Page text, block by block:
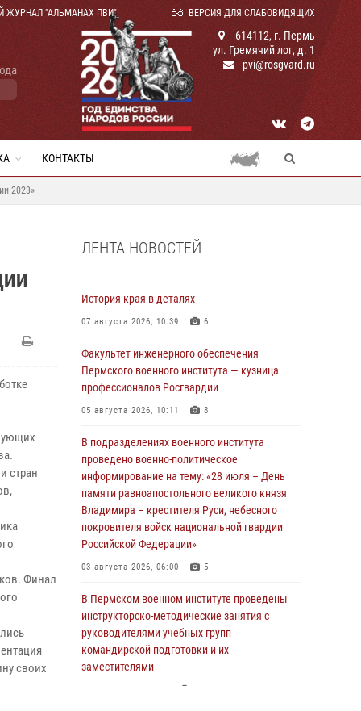
ЖУРНАЛ "АЛЬМАНАХ ПВИ" ВЕРСИЯ ДЛЯ СЛАБОВИДЯЩИХ
614112, г. Пермь
ул. Гремячий лог, д. 1
pvi@rosgvard.ru
КОНТАКТЫ
2023»
стран
Финал
своих
ЛЕНТА НОВОСТЕЙ
История края в деталях
07 августа 2026, 10:39 6
Факультет инженерного обеспечения
Пермского военного института — кузница
профессионалов Росгвардии
05 августа 2026, 10:11 8
В подразделениях военного института
проведено военно-политическое
информирование на тему: «28 июля – День
памяти равноапостольного великого князя
Владимира – крестителя Руси, небесного
покровителя войск национальной гвардии
Российской Федерации»
03 августа 2026, 06:00 5
В Пермском военном институте проведены
инструкторско-методические занятия с
руководителями учебных групп
командирской подготовки и их
заместителями